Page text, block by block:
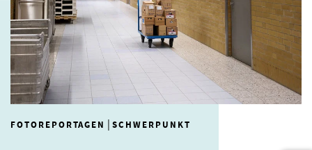
FOTOREPORTAGEN |SCHWERPUNKT